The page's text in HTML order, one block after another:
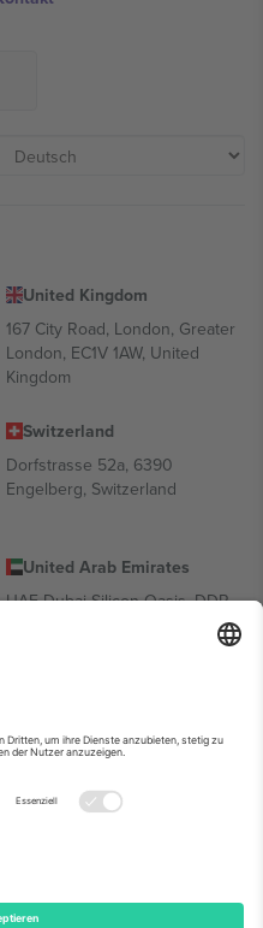
United Kingdom
167 City Road, London, Greater
London, EC1V 1AW, United
Kingdom
Switzerland
Dorfstrasse 52a, 6390
Engelberg, Switzerland
United Arab Emirates
UAE Dubai Silicon Oasis, DDP
Building A1, Office 302, Dubai,
kann je nach
Veranstaltungsseite, im